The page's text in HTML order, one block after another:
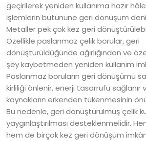
geçirilerek yeniden kullanıma hazır
işlemlerin bütününe geri dönüşüm
Metaller pek çok kez geri
Özellikle paslanmaz çelik borular, geri
dönüştürüldüğünde ağırlığından ve
şey kaybetmeden yeniden kullanım
Paslanmaz boruların geri dönüşümü
kirliliği önlenir, enerji tasarrufu sağlanır
kaynakların erkenden tükenmesinin
Bu nedenle, geri dönüştürülmüş çelik
yaygınlaştırılması desteklenmelidir.
hem de birçok kez geri dönüşüm